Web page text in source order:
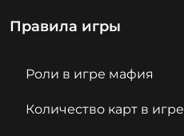
Правила игры
Роли в игре мафия
Количество карт в игре